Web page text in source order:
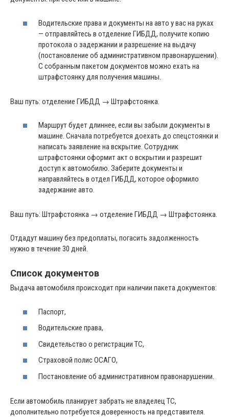
Водительские права и документы на авто у вас на руках
— отправляйтесь в отделение ГИБДД, получите копию
протокола о задержании и разрешение на выдачу
(постановление об административном правонарушении).
С собранным пакетом документов можно ехать на
штрафстоянку для получения машины.
Ваш путь: отделение ГИБДД → Штрафстоянка.
Маршрут будет длиннее, если вы забыли документы в
машине. Сначала потребуется доехать до спецстоянки и
написать заявление на вскрытие. Сотрудник
штрафстоянки оформит акт о вскрытии и разрешит
доступ к автомобилю. Заберите документы и
направляйтесь в отдел ГИБДД, которое оформило
задержание авто.
Ваш путь: Штрафстоянка → отделение ГИБДД → Штрафстоянка.
Отдадут машину без предоплаты, погасить задолженность
нужно в течение 30 дней.
Список документов
Выдача автомобиля происходит при наличии пакета документов:
Паспорт,
Водительские права,
Свидетельство о регистрации ТС,
Страховой полис ОСАГО,
Постановление об административном правонарушении.
Если автомобиль планирует забрать не владелец ТС,
дополнительно потребуется доверенность на представителя.